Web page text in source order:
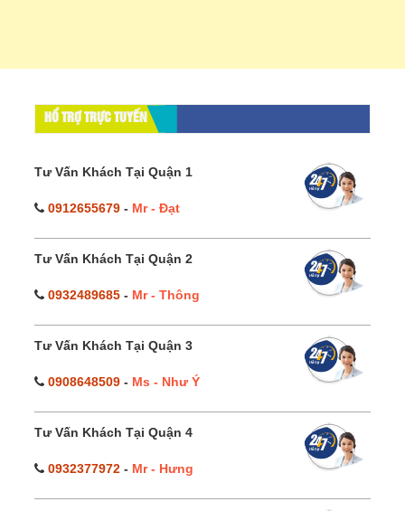
HỔ TRỢ TRỰC TUYẾN
Tư Vấn Khách Tại Quận 1
0912655679 - Mr - Đạt
Tư Vấn Khách Tại Quận 2
0932489685 - Mr - Thông
Tư Vấn Khách Tại Quận 3
0908648509 - Ms - Như Ý
Tư Vấn Khách Tại Quận 4
0932377972 - Mr - Hưng